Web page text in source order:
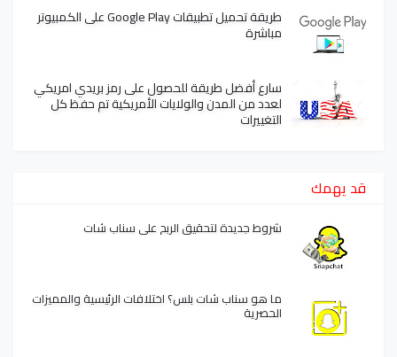
طريقة تحميل تطبيقات Google Play على الكمبيوتر
مباشرة
سارع أفضل طريقة للحصول على رمز بريدي امريكي
لعدد من المدن والولايات الأمريكية تم حفظ كل
التغييرات
قد يهمك
شروط جديدة لتحقيق الربح على سناب شات
ما هو سناب شات بلس؟ اختلافات الرئيسية والمميزات
الحصرية